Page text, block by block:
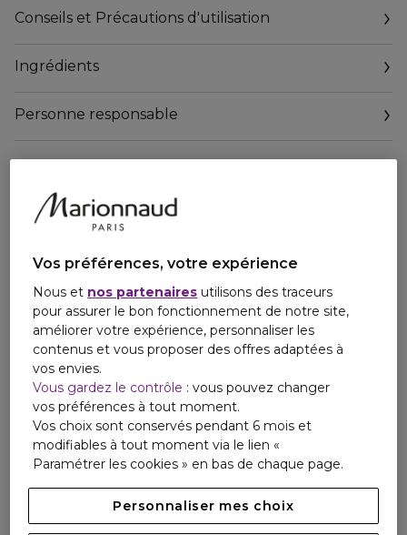
et efficacité. Une fraîcheur coup de fouet dès l'application.
Les produits de bain sont subtilement parfumés aux notes
laissent une agréable sensation de confort sur la peau, tout
Homme.
Personne responsable :
dans votre découverte de la Maison Dior et de ses produits
Par voie postale : 33 Avenue Hoche 75008 PARIS
Par email : https://www.dior.com/fr_fr/beauty/contact-
Conseils et Précautions d'utilisation
Ingrédients
Personne responsable
Vos préférences, votre expérience
Nous et nos partenaires utilisons des traceurs
pour assurer le bon fonctionnement de notre site,
améliorer votre expérience, personnaliser les
contenus et vous proposer des offres adaptées à
vos envies.
Vous gardez le contrôle : vous pouvez changer
vos préférences à tout moment.
Vos choix sont conservés pendant 6 mois et
modifiables à tout moment via le lien «
Paramétrer les cookies » en bas de chaque page.
Personnaliser mes choix